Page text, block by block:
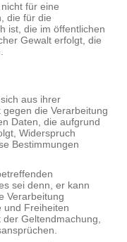
für eine
die für die
ist, die im öffentlichen
Gewalt erfolgt, die
aus ihrer
die Verarbeitung
Daten, die aufgrund
Widerspruch
Bestimmungen
sei denn, er kann
Verarbeitung
und Freiheiten
Geltendmachung,